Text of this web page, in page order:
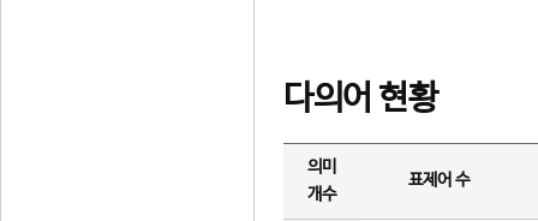
다의어 현황
의미
개수
표제어 수